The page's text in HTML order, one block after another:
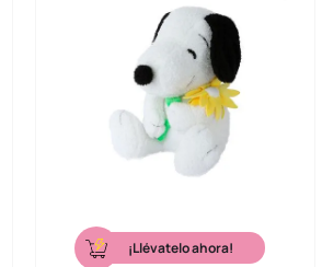
¡Llévatelo ahora!